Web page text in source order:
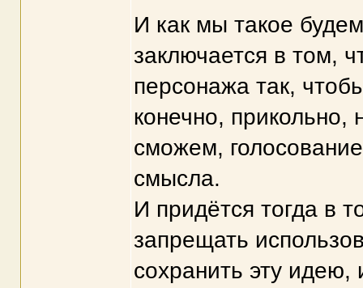
И как мы такое
заключается в том,
персонажа так,
конечно,
сможем,
смысла.
И придётся тогда в
запрещать
сохранить эту идею,